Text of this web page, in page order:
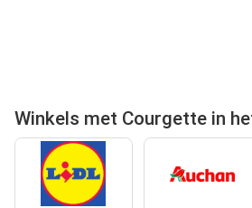
Winkels met Courgette in